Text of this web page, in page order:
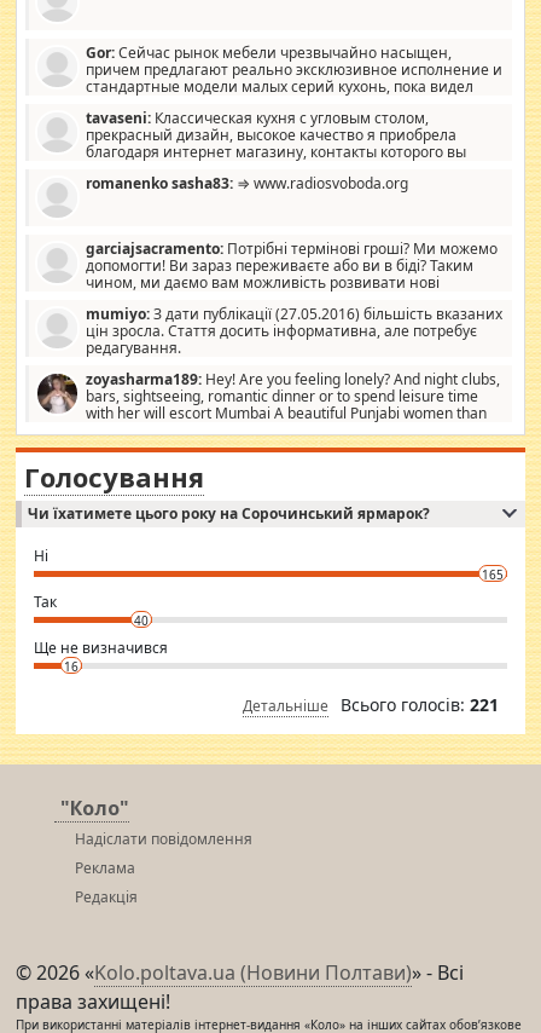
Gor:Сейчас рынок мебели чрезвычайно насыщен,
причем предлагают реально эксклюзивное исполнение и
стандартные модели малых серий кухонь, пока видел
стандартные формы, в MebelOk, креативненько и что главное -
со вкусом все в порядке, без ненужных наворотов удорожающих
мебель, а это не последний фактор.
tavaseni: Классическая кухня с угловым столом,
прекрасный дизайн, высокое качество я приобрела
благодаря интернет магазину, контакты которого вы
romanenko sasha83: ⇒ www.radiosvoboda.org
garciajsacramento: Потрібні термінові гроші? Ми можемо
допомогти! Ви зараз переживаєте або ви в біді? Таким
чином, ми даємо вам можливість розвивати нові
допомагати людям, які намагаються дати їм шанс. Кожен
заслуговує на другий шанс, і, оскільки влада не зможе, вони
повинні приймати від інших. Для нас нема багато суми, і зрілість
витрат, а тільки узгоджених сум і нічого іншого. Не чекайте і не
коментуйте цей пост. Введіть суму, яку ви хочете подати, і ми
зв'яжемося з вами з усіма варіантами. зв'яжіться з нами
сьогодні на garciajsacramento@gmail.com Вам потрібні термінові
гроші? Ми можемо допомогти!
mumiyo:З дати публікації (27.05.2016) більшість вказаних
цін зросла. Стаття досить інформативна, але потребує
редагування.
zoyasharma189: Hey! Are you feeling lonely? And night clubs,
bars, sightseeing, romantic dinner or to spend leisure time
with her will escort Mumbai A beautiful Punjabi women than
sexy escort companion in arms that you guys feel like 5 star luxury
hotel had to spend the night in their search for loved solitaire free
woman "Love Solitaire" beautiful figure and shapely body shapes.
Independent escort in Mumbai, truthful, friendly and cheerful girl.
WhatsApp via an easily can see the latest pictures of her body and the
want to meet new people. Sakshi Mirchandani health and figure
conscious in order to keep yourself fit and regularly go to the health
club.
⇒ sakshimirchandani.com
Голосування
Чи їхатимете цього року на Сорочинський ярмарок?
Ні
165
Так
40
Ще не визначився
16
Детальніше Всього голосів: 221
"Коло"
Надіслати повідомлення
Реклама
Редакція
© 2026 «Kolo.poltava.ua (Новини Полтави)» - Всі
права захищені!
При використанні матеріалів інтернет-видання «Коло» на інших сайтах обов’язкове